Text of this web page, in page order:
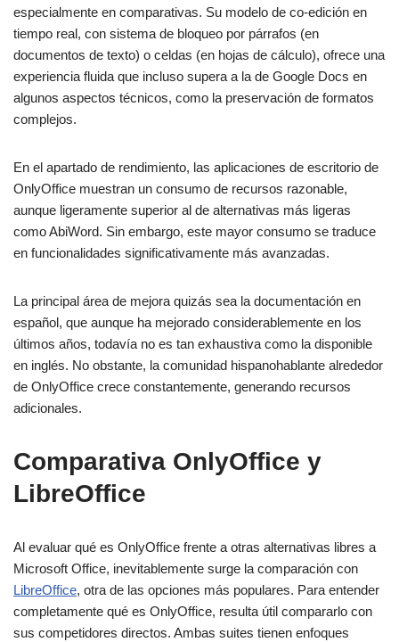
especialmente en comparativas. Su modelo de co-edición en
tiempo real, con sistema de bloqueo por párrafos (en
documentos de texto) o celdas (en hojas de cálculo), ofrece una
experiencia fluida que incluso supera a la de Google Docs en
algunos aspectos técnicos, como la preservación de formatos
complejos.
En el apartado de rendimiento, las aplicaciones de escritorio de
OnlyOffice muestran un consumo de recursos razonable,
aunque ligeramente superior al de alternativas más ligeras
como AbiWord. Sin embargo, este mayor consumo se traduce
en funcionalidades significativamente más avanzadas.
La principal área de mejora quizás sea la documentación en
español, que aunque ha mejorado considerablemente en los
últimos años, todavía no es tan exhaustiva como la disponible
en inglés. No obstante, la comunidad hispanohablante alrededor
de OnlyOffice crece constantemente, generando recursos
adicionales.
Comparativa OnlyOffice y
LibreOffice
Al evaluar qué es OnlyOffice frente a otras alternativas libres a
Microsoft Office, inevitablemente surge la comparación con
LibreOffice, otra de las opciones más populares. Para entender
completamente qué es OnlyOffice, resulta útil compararlo con
sus competidores directos. Ambas suites tienen enfoques